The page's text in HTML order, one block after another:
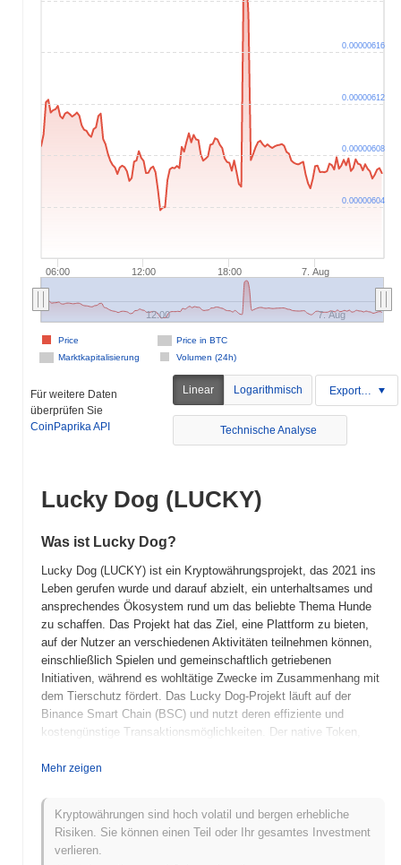
06:00 12:00 18:00 7. Aug
Price in BTC
Marktkapitalisierung
Volumen (24h)
Price
12:00 7. Aug
0.00000604
0.00000608
0.00000612
0.00000616
Für weitere Daten
überprüfen Sie
CoinPaprika API
Linear Logarithmisch Exportieren
Technische Analyse
Lucky Dog (LUCKY)
Was ist Lucky Dog?
Lucky Dog (LUCKY) ist ein Kryptowährungsprojekt, das 2021 ins
Leben gerufen wurde und darauf abzielt, ein unterhaltsames und
ansprechendes Ökosystem rund um das beliebte Thema Hunde
zu schaffen. Das Projekt hat das Ziel, eine Plattform zu bieten,
auf der Nutzer an verschiedenen Aktivitäten teilnehmen können,
einschließlich Spielen und gemeinschaftlich getriebenen
Initiativen, während es wohltätige Zwecke im Zusammenhang mit
dem Tierschutz fördert. Das Lucky Dog-Projekt läuft auf der
Binance Smart Chain (BSC) und nutzt deren effiziente und
kostengünstige Transaktionsmöglichkeiten. Der native Token,
einschließlich Transaktionsgebühren, Staking-Belohnungen und
auszeichnet, ist der Fokus auf den Aufbau einer lebendigen
Gemeinschaft und die Förderung eines Zugehörigkeitsgefühls
unter den Nutzern. Das Projekt betont wohltätige Beiträge, wobei
ein Teil der Transaktionsgebühren an Tierheime und
Mehr zeigen
Kryptowährungen sind hoch volatil und bergen erhebliche
Risiken. Sie können einen Teil oder Ihr gesamtes Investment
verlieren.